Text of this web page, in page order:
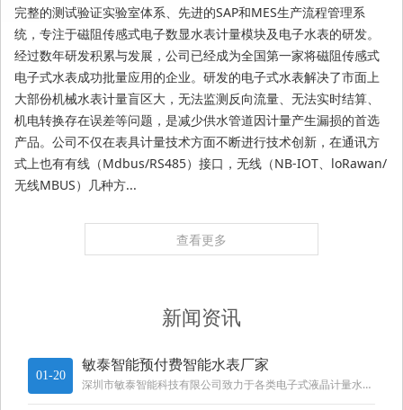
完整的测试验证实验室体系、先进的SAP和MES生产流程管理系
统，专注于磁阻传感式电子数显水表计量模块及电子水表的研发。
经过数年研发积累与发展，公司已经成为全国第一家将磁阻传感式
电子式水表成功批量应用的企业。研发的电子式水表解决了市面上
大部份机械水表计量盲区大，无法监测反向流量、无法实时结算、
机电转换存在误差等问题，是减少供水管道因计量产生漏损的首选
产品。公司不仅在表具计量技术方面不断进行技术创新，在通讯方
式上也有有线（Mdbus/RS485）接口，无线（NB-IOT、loRawan/
无线MBUS）几种方...
查看更多
新闻资讯
01-20
敏泰智能预付费智能水表厂家
深圳市敏泰智能科技有限公司致力于各类电子式液晶计量水表模块，通讯模块，各类智能远传水表，如电子数显式水表、光电直读冷热水表，IC卡水表，和抄表设备及抄表管理软件的研发、生产、销售与服务。